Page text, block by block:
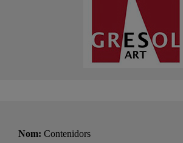
Nom: Contenidors